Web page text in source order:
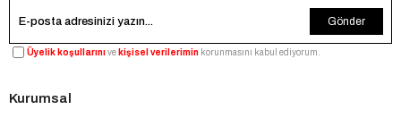
Gönder
Üyelik koşullarınıve kişisel verilerimin korunmasını kabul ediyorum.
Kurumsal